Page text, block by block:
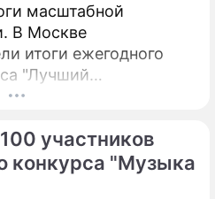
масштабной
В Москве
итоги ежегодного
"Лучший
в области
участников
конкурса "Музыка